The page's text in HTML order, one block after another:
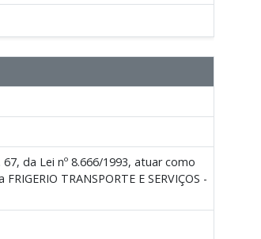
da Lei nº 8.666/1993, atuar como
TRANSPORTE E SERVIÇOS -